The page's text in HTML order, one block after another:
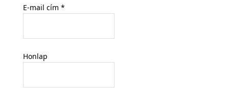
E-mail cím *
Honlap